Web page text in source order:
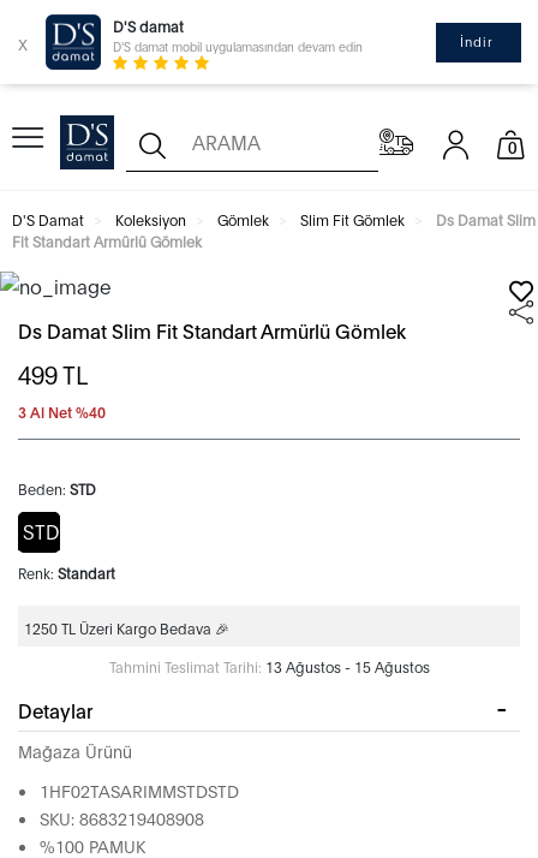
x
D'S damat
D'S damat mobil uygulamasından devam edin İndir
0
D'S Damat Koleksiyon Gömlek Slim Fit Gömlek
Ds Damat Slim
Fit Standart Armürlü Gömlek
Ds Damat Slim Fit Standart Armürlü Gömlek
499TL
3 Al Net %40
Beden: STD
STD
Renk: Standart
1250 TL Üzeri Kargo Bedava 🎉
Tahmini Teslimat Tarihi: 13 Ağustos - 15 Ağustos
Detaylar
Mağaza Ürünü
1HF02TASARIMMSTDSTD
SKU: 8683219408908
%100 PAMUK